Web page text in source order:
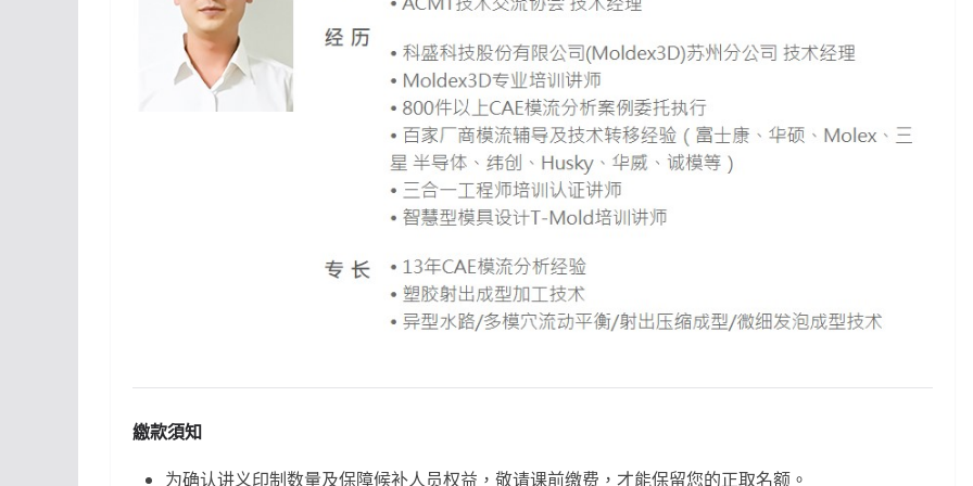
繳款須知
为确认讲义印制数量及保障候补人员权益，敬请课前缴费，才能保留您的正取名额。